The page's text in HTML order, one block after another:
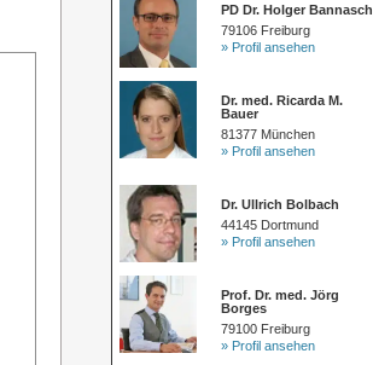
PD Dr. Holger Bannasch
79106 Freiburg
» Profil ansehen
Dr. med. Ricarda M.
Bauer
81377 München
» Profil ansehen
Dr. Ullrich Bolbach
44145 Dortmund
» Profil ansehen
Prof. Dr. med. Jörg
Borges
79100 Freiburg
» Profil ansehen